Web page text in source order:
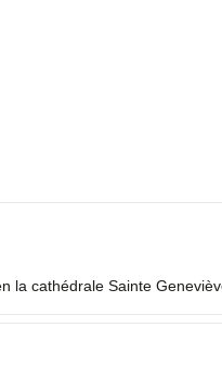
cathédrale Sainte